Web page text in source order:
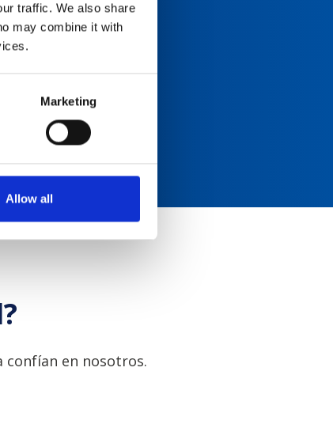
traffic. We also share
may combine it with
Marketing
Allow all
confían en nosotros.